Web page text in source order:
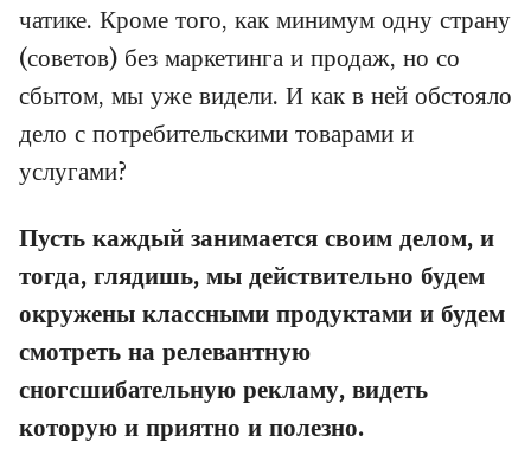
чатике. Кроме того, как минимум одну страну
(советов) без маркетинга и продаж, но со
сбытом, мы уже видели. И как в ней обстояло
дело с потребительскими товарами и
услугами?
Пусть каждый занимается своим делом, и
тогда, глядишь, мы действительно будем
окружены классными продуктами и будем
смотреть на релевантную
сногсшибательную рекламу, видеть
которую и приятно и полезно.